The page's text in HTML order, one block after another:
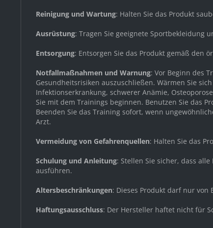
Reinigung und Wartung: Halten Sie das Produkt
Ausrüstung: Tragen Sie geeignete Sportbekleidung
Entsorgung: Entsorgen Sie das Produkt gemäß den
Notfallmaßnahmen und Warnung: Vor Beginn des
Gesundheitsrisiken auszuschließen. Wärmen Sie
Infektionserkrankung, schwerer Anämie,
Sie mit dem Trainings beginnen. Benutzen Sie das
Beenden Sie das Training sofort, wenn
Arzt.
Vermeidung von Gefahrenquellen: Halten Sie das
Schulung und Anleitung: Stellen Sie sicher, dass
ausführen.
Altersbeschränkungen: Dieses Produkt darf nur von
Haftungsausschluss: Der Hersteller haftet nicht für